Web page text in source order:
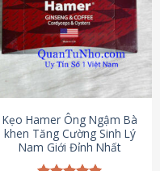
thể.
Các
tùy
chọn
có
thể
được
chọn
trên
trang
Kẹo Hamer Ông Ngậm Bà
khen Tăng Cường Sinh Lý
Nam Giới Đỉnh Nhất